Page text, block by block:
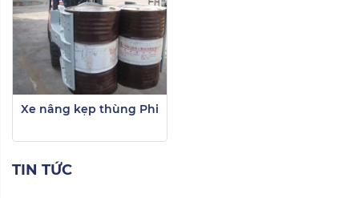
Xe nâng kẹp thùng Phi
TIN TỨC